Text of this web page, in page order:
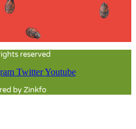
reserved
Twitter Youtube
by Zinkfo